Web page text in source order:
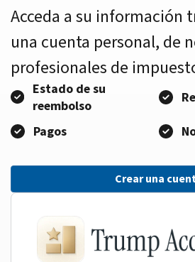
Acceda a su información
una cuenta personal, de
profesionales de
Estado de su
reembolso
Pagos
Crear una